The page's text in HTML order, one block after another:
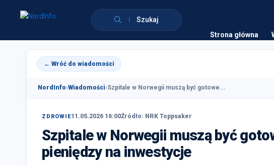
Szukaj
Strona główna
← Wróć do wiadomości
NordInfo›Wiadomości›Szpitale w Norwegii muszą być gotowe...
ZDROWIE11.05.2026 16:00Źródło: NRK Toppsaker
Szpitale w Norwegii muszą być
pieniędzy na inwestycje